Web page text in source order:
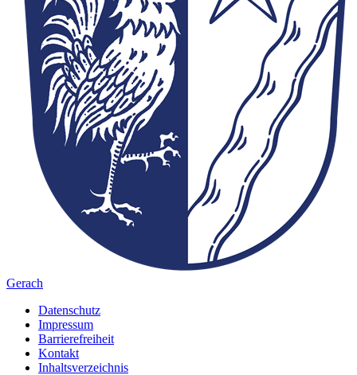
Gerach
Datenschutz
Impressum
Barrierefreiheit
Kontakt
Inhaltsverzeichnis